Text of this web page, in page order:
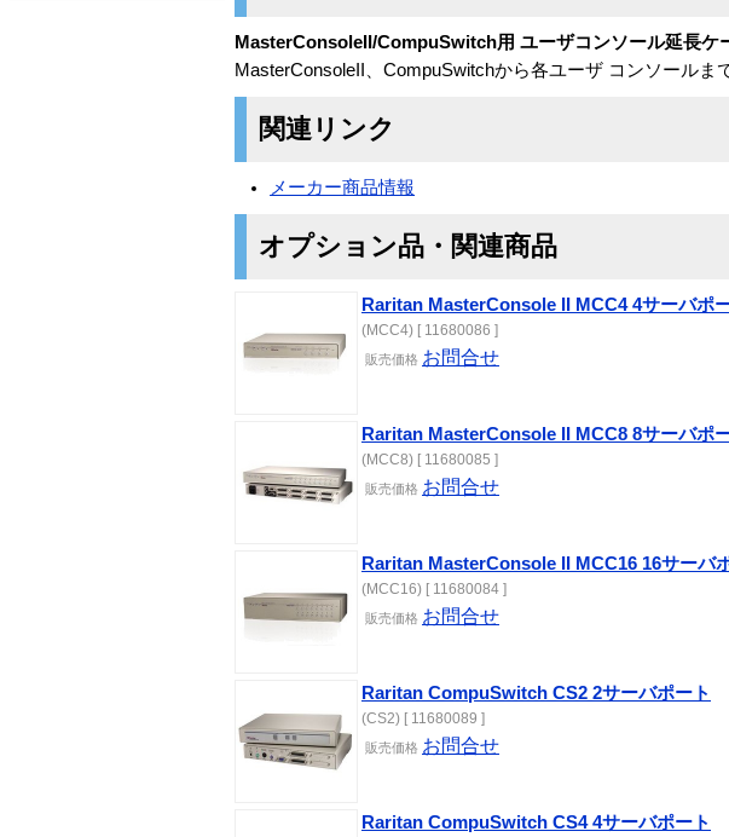
MasterConsoleII/CompuSwitch用 ユーザコンソール延長ケ
MasterConsoleII、CompuSwitchから各ユーザ コンソールま
関連リンク
メーカー商品情報
オプション品・関連商品
Raritan MasterConsole II MCC4 4サーバポ
(MCC4) [ 11680086 ]
販売価格 お問合せ
Raritan MasterConsole II MCC8 8サーバポ
(MCC8) [ 11680085 ]
販売価格 お問合せ
Raritan MasterConsole II MCC16 16サーバ
(MCC16) [ 11680084 ]
販売価格 お問合せ
Raritan CompuSwitch CS2 2サーバポート
(CS2) [ 11680089 ]
販売価格 お問合せ
Raritan CompuSwitch CS4 4サーバポート